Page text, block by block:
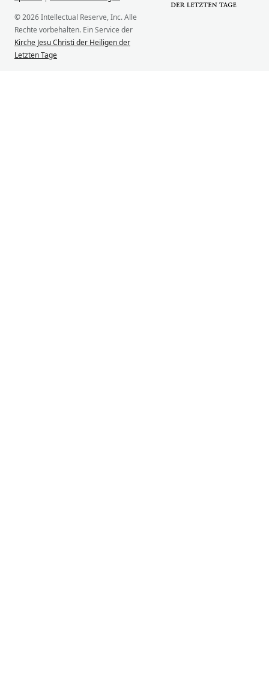
© 2026 Intellectual Reserve, Inc. Alle
Rechte vorbehalten. Ein Service der
Kirche Jesu Christi der Heiligen der
Letzten Tage